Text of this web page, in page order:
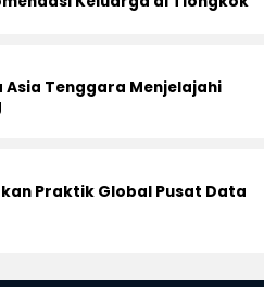
Tenggara Menjelajahi
Praktik Global Pusat Data